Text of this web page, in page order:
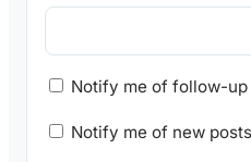
Notify me of follow-
Notify me of new